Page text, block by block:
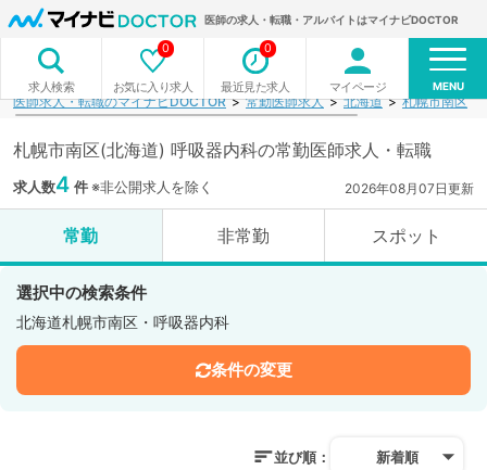
医師の求人・転職・アルバイトはマイナビDOCTOR
求人検索 お気に入り求人
0
最近見た求人
0
マイページ MENU
医師求人・転職のマイナビDOCTOR 常勤医師求人 北海道 札幌市南区
札幌市南区(北海道) 呼吸器内科の常勤医師求人・転職
求人数4 件※非公開求人を除く 2026年08月07日更新
常勤 非常勤 スポット
選択中の検索条件
北海道札幌市南区・呼吸器内科
条件の変更
並び順： 新着順